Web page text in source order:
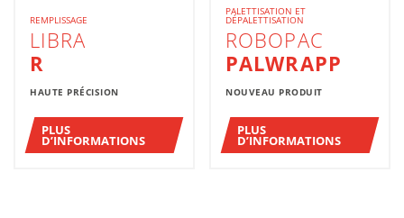
REMPLISSAGE
LIBRA
R
HAUTE PRÉCISION
PLUS
D’INFORMATIONS
PALETTISATION ET
DÉPALETTISATION
ROBOPAC
PALWRAPP
NOUVEAU PRODUIT
PLUS
D’INFORMATIONS